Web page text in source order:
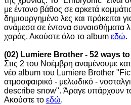
με έντονο βάθος σε αρκετά
δημιουργημένο λες και πρόκειται
ανάμεσα σε έντονα συναισθήματα
χαράς. Ακούστε όλο το album εδώ.
(02) Lumiere Brother - 52 ways
Στις 2 του Νοέμβρη αναμένουμε
νέο album του Lumiere Brother
ατμοσφαιρικό - μελωδικό -
describe snow". Άραγε υπάρχουν
Ακούστε το εδώ.